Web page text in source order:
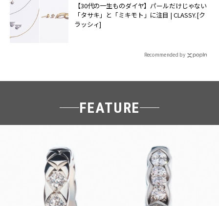
【30代の一生ものダイヤ】パールだけじゃない
「タサキ」と「ミキモト」に注目 | CLASSY.[ク
ラッシィ]
Recommended by
FEATURE